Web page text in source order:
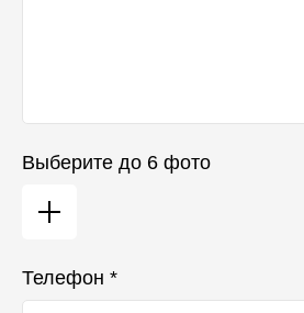
Выберите до 6 фото
Телефон *